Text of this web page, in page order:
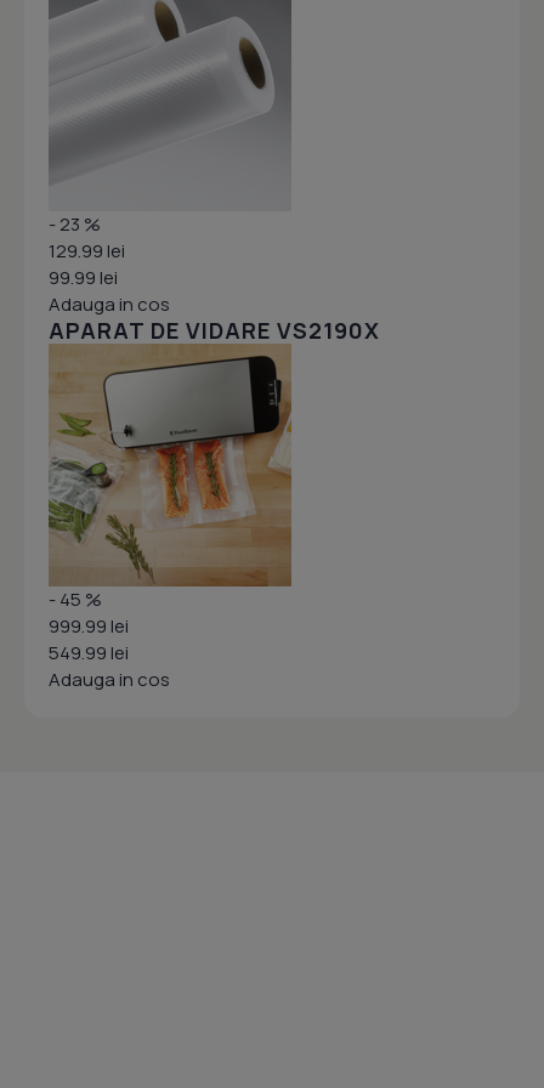
- 23 %
129.99 lei
99.99 lei
Adauga in cos
APARAT DE VIDARE VS2190X
- 45 %
999.99 lei
549.99 lei
Adauga in cos